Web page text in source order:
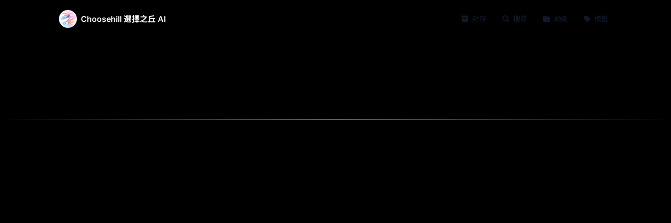
Choosehill 選擇之丘 AI 封存 搜尋 類別 標籤